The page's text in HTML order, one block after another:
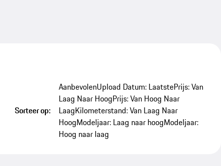
Sorteer op:
AanbevolenUpload Datum: LaatstePrijs: Van
Laag Naar HoogPrijs: Van Hoog Naar
LaagKilometerstand: Van Laag Naar
HoogModeljaar: Laag naar hoogModeljaar:
Hoog naar laag